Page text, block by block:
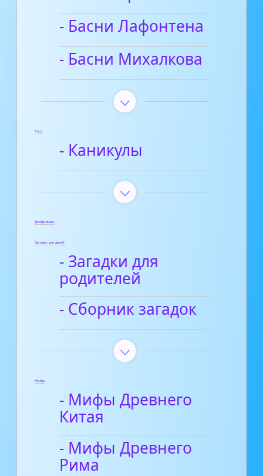
- Басни Лафонтена
- Басни Михалкова
Блог
- Каникулы
Диафильмы
Загадки для детей
- Загадки для
родителей
- Сборник загадок
Мифы
- Мифы Древнего
Китая
- Мифы Древнего
Рима